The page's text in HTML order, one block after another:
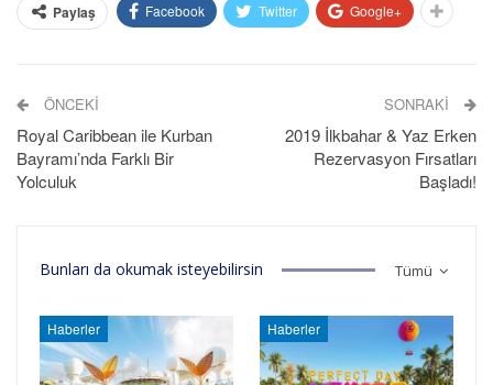
Paylaş Facebook Twitter Google+
ÖNCEKI
Royal Caribbean ile Kurban
Bayramı’nda Farklı Bir
Yolculuk
SONRAKI
2019 İlkbahar & Yaz Erken
Rezervasyon Fırsatları
Başladı!
Tümü
Bunları da okumak isteyebilirsin
Haberler Haberler